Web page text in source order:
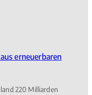
erneuerbaren
220 Milliarden